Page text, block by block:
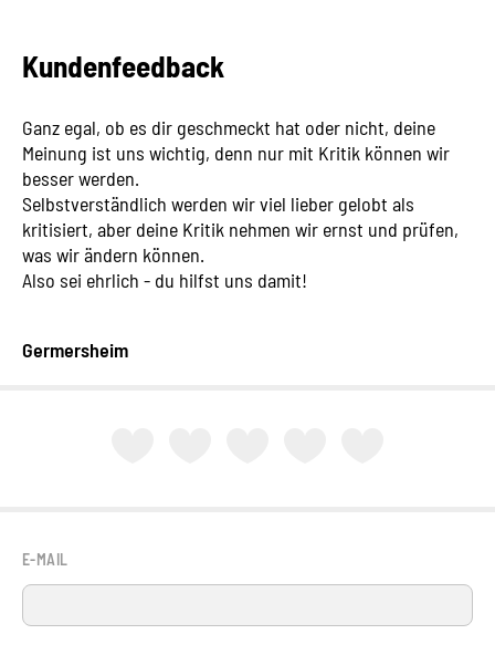
Kundenfeedback
Ganz egal, ob es dir geschmeckt hat oder nicht, deine
Meinung ist uns wichtig, denn nur mit Kritik können wir
besser werden.
Selbstverständlich werden wir viel lieber gelobt als
kritisiert, aber deine Kritik nehmen wir ernst und prüfen,
was wir ändern können.
Also sei ehrlich - du hilfst uns damit!
Germersheim
E-MAIL